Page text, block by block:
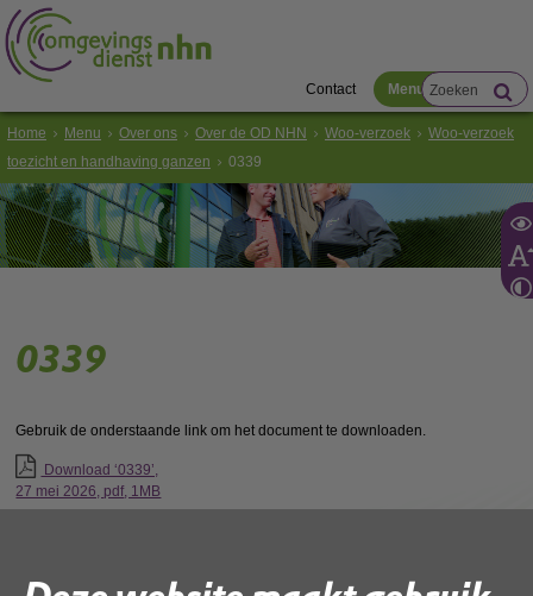
Contact Menu
Home Menu Over ons Over de OD NHN Woo-verzoek
Woo-verzoek
toezicht en handhaving ganzen
0339
0339
Gebruik de onderstaande link om het document te downloaden.
Download ‘0339’,
27 mei 2026, pdf, 1MB